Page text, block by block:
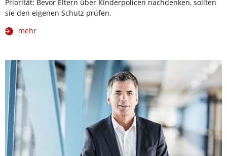
Priorität: Bevor Eltern über Kinderpolicen nachdenken, sollten
sie den eigenen Schutz prüfen.
mehr